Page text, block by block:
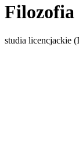
Filozofia
studia licencjackie